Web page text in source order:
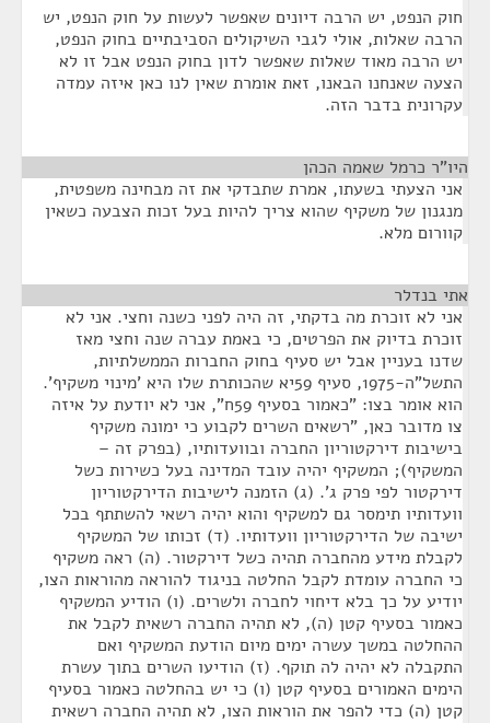
חוק הנפט, יש הרבה דיונים שאפשר לעשות על חוק הנפט, יש
הרבה שאלות, אולי לגבי השיקולים הסביבתיים בחוק הנפט,
יש הרבה מאוד שאלות שאפשר לדון בחוק הנפט אבל זו לא
הצעה שאנחנו הבאנו, זאת אומרת שאין לנו כאן איזה עמדה
עקרונית בדבר הזה.
היו"ר כרמל שאמה הכהן
אני הצעתי בשעתו, אמרת שתבדקי את זה מבחינה משפטית,
מנגנון של משקיף שהוא צריך להיות בעל זכות הצבעה כשאין
קוורום מלא.
אתי בנדלר
אני לא זוכרת מה בדקתי, זה היה לפני כשנה וחצי. אני לא
זוכרת בדיוק את הפרטים, כי באמת עברה שנה וחצי מאז
שדנו בעניין אבל יש סעיף בחוק החברות הממשלתיות,
התשל"ה-1975, סעיף 59יא שהכותרת שלו היא 'מינוי משקיף'.
הוא אומר בצו: "כאמור בסעיף 59ח", אני לא יודעת על איזה
צו מדובר כאן, "רשאים השרים לקבוע כי ימונה משקיף
בישיבות דירקטוריון החברה ובוועדותיו, (בפרק זה –
המשקיף); המשקיף יהיה עובד המדינה בעל כשירות כשל
דירקטור לפי פרק ג'. (ג) הזמנה לישיבות הדירקטוריון
וועדותיו תימסר גם למשקיף והוא יהיה רשאי להשתתף בכל
ישיבה של הדירקטוריון וועדותיו. (ד) זכותו של המשקיף
לקבלת מידע מהחברה תהיה כשל דירקטור. (ה) ראה משקיף
כי החברה עומדת לקבל החלטה בניגוד להוראה מהוראות הצו,
יודיע על כך בלא דיחוי לחברה ולשרים. (ו) הודיע המשקיף
כאמור בסעיף קטן (ה), לא תהיה החברה רשאית לקבל את
ההחלטה במשך עשרה ימים מיום הודעת המשקיף ואם
התקבלה לא יהיה לה תוקף. (ז) הודיעו השרים בתוך עשרת
הימים האמורים בסעיף קטן (ו) כי יש בהחלטה כאמור בסעיף
קטן (ה) כדי להפר את הוראות הצו, לא תהיה החברה רשאית